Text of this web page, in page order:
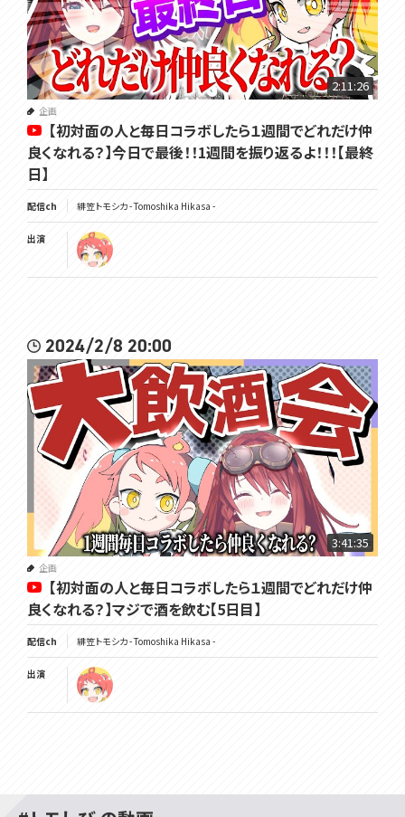
2:11:26
企画
【初対面の人と毎日コラボしたら１週間でどれだけ仲
良くなれる？】今日で最後！！1週間を振り返るよ！！！【最終
日】
配信ch 緋笠トモシカ - Tomoshika Hikasa -
出演
2024/2/8 20:00
3:41:35
企画
【初対面の人と毎日コラボしたら１週間でどれだけ仲
良くなれる？】マジで酒を飲む【5日目】
配信ch 緋笠トモシカ - Tomoshika Hikasa -
出演